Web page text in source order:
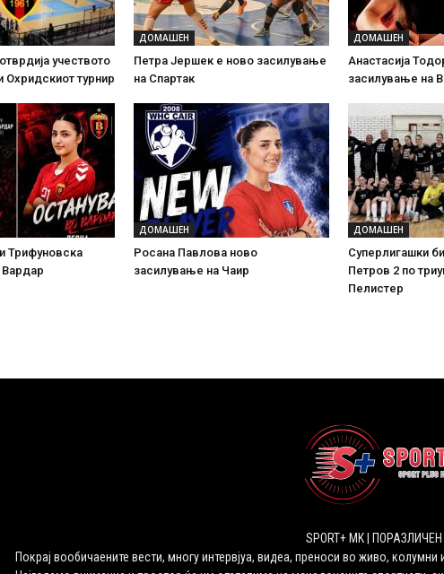
учеството
Охридскиот турнир
ДОМАШЕН
Петра Јершек е ново засилување
на Спартак
ДОМАШЕН
Анастасија
засилување на
Трифуновска
Вардар
ДОМАШЕН
Росана Павлова ново
засилување на Чаир
ДОМАШЕН
Суперлигашки
Петров 2 по
Пелистер
SPORT+ MK |
Покрај вообичаените вести, многу интервјуа, видеа, преноси во живо,